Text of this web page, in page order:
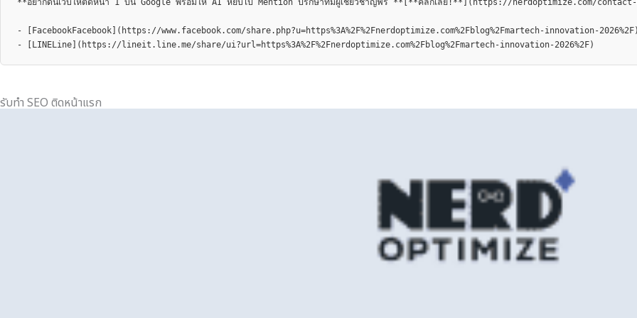
- [FacebookFacebook](https://www.facebook.com/share.php?u=https%3A%2F%2Fnerdoptimize.com%2Fblog%2Fmartech-innovation-2026%2F)
- [LINELine](https://lineit.line.me/share/ui?url=https%3A%2F%2Fnerdoptimize.com%2Fblog%2Fmartech-innovation-2026%2F)
รับทำ SEO ติดหน้าแรก